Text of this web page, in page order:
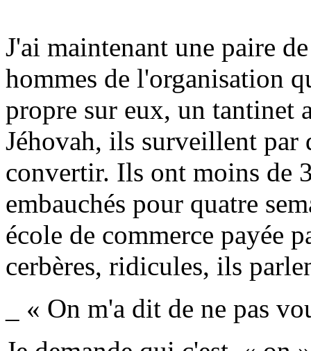
J'ai maintenant une paire
hommes de l'organisation
propre sur eux, un tantinet
Jéhovah, ils surveillent par
convertir. Ils ont moins de
embauchés pour quatre
école de commerce payée
cerbères, ridicules, ils
_ « On m'a dit de ne pas